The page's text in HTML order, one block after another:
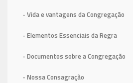
- Vida e vantagens da Congregação
- Elementos Essenciais da Regra
- Documentos sobre a Congregação
- Nossa Consagração